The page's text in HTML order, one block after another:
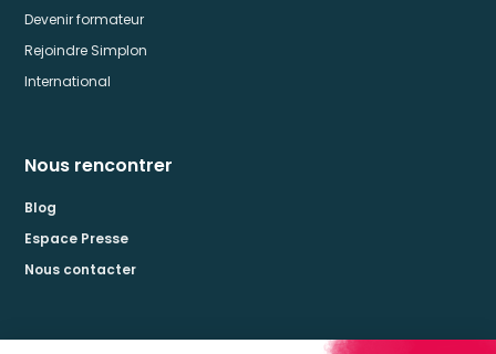
Devenir formateur
Rejoindre Simplon
International
Nous rencontrer
Blog
Espace Presse
Nous contacter